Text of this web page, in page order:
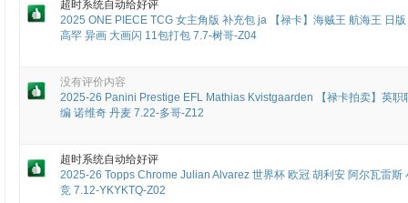
超时系统自动给好评
2025 ONE PIECE TCG 女主角版 补充包 ja 【禄卡】海贼王 航海王 日
高罕 异画 大画闪 11包打包 7.7-树哥-Z04
没有评价内容
2025-26 Panini Prestige EFL Mathias Kvistgaarden 【禄卡拍卖】英职
编 诺维奇 丹麦 7.22-多哥-Z12
超时系统自动给好评
2025-26 Topps Chrome Julian Alvarez 世界杯 欧冠 胡利安 阿尔瓦雷斯
竞 7.12-YKYKTQ-Z02